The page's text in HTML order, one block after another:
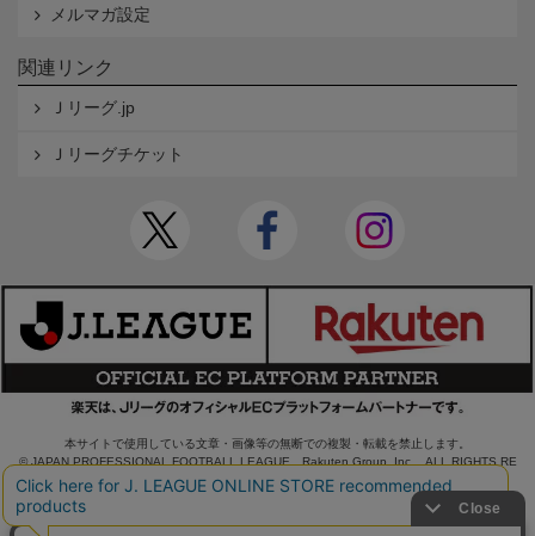
メルマガ設定
関連リンク
Ｊリーグ.jp
Ｊリーグチケット
本サイトで使用している文章・画像等の無断での複製・転載を禁止します。
© JAPAN PROFESSIONAL FOOTBALL LEAGUE Rakuten Group, Inc. ALL RIGHTS RE
SERVED.